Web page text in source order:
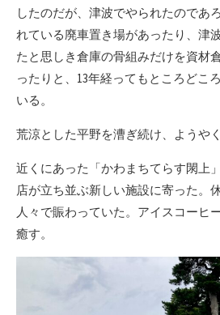
したのだが、津波でやられたのであ
れている廃車置き場があったり、津
たと思しき倉庫の骨組みだけを資材
ったりと、13年経ってもところどこ
いる。
荒涼とした平野を漕ぎ続け、ようや
近くにあった「かわまちてらす閖上
店が立ち並ぶ新しい施設に寄った。
人々で賑わっていた。アイスコーヒ
癒す。